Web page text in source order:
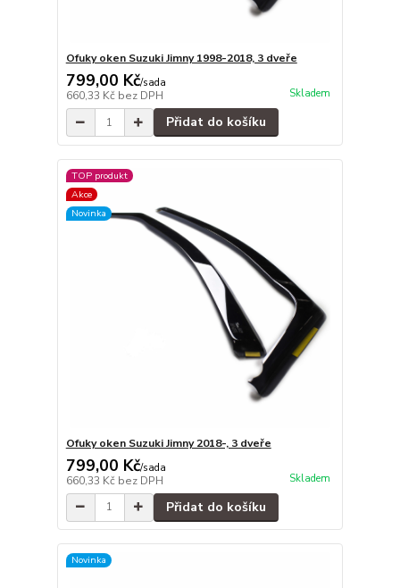
Ofuky oken Suzuki Jimny 1998-2018, 3 dveře
799,00 Kč/sada
660,33 Kč bez DPH Skladem
Přidat do košíku
TOP produkt
Akce
Novinka
Ofuky oken Suzuki Jimny 2018-, 3 dveře
799,00 Kč/sada
660,33 Kč bez DPH Skladem
Přidat do košíku
Novinka